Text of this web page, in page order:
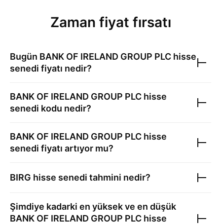
Zaman fiyat fırsatı
Bugün BANK OF IRELAND GROUP PLC hisse
senedi fiyatı nedir?
BANK OF IRELAND GROUP PLC hisse
senedi kodu nedir?
BANK OF IRELAND GROUP PLC hisse
senedi fiyatı artıyor mu?
BIRG hisse senedi tahmini nedir?
Şimdiye kadarki en yüksek ve en düşük
BANK OF IRELAND GROUP PLC hisse